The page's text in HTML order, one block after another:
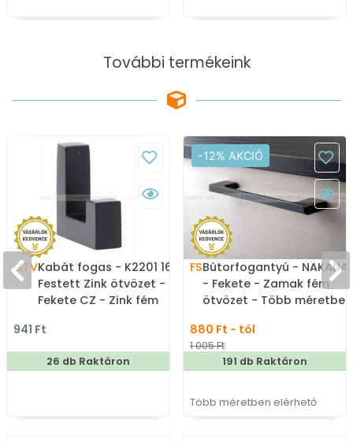
További termékeink
GTVKabát fogas - K2201 16
Festett Zink ötvözet -
Fekete CZ - Zink fém
fogas
941 Ft
26 db Raktáron
-12% AKCIÓ
FSBútorfogantyú - NAKANA
- Fekete - Zamak fém
ötvözet - Több méretben
bútorfogantyú
880 Ft - tól
1 005 Ft
191 db Raktáron
Több méretben elérhető